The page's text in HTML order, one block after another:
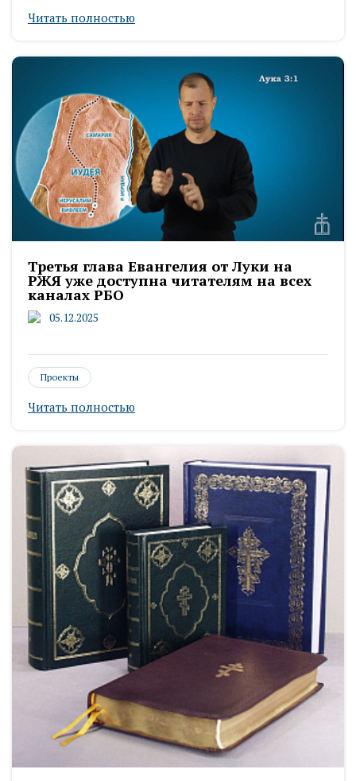
Читать полностью
Третья глава Евангелия от Луки на
РЖЯ уже доступна читателям на всех
каналах РБО
05.12.2025
Проекты
Читать полностью